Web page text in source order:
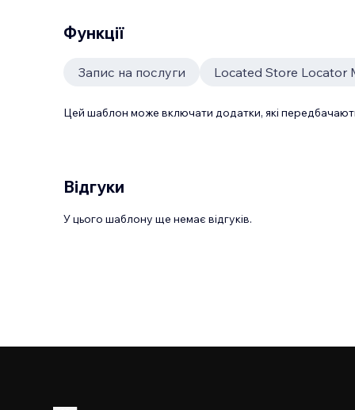
Функції
Запис на послуги Located Store Locator
Цей шаблон може включати додатки, які
Відгуки
У цього шаблону ще немає відгуків.